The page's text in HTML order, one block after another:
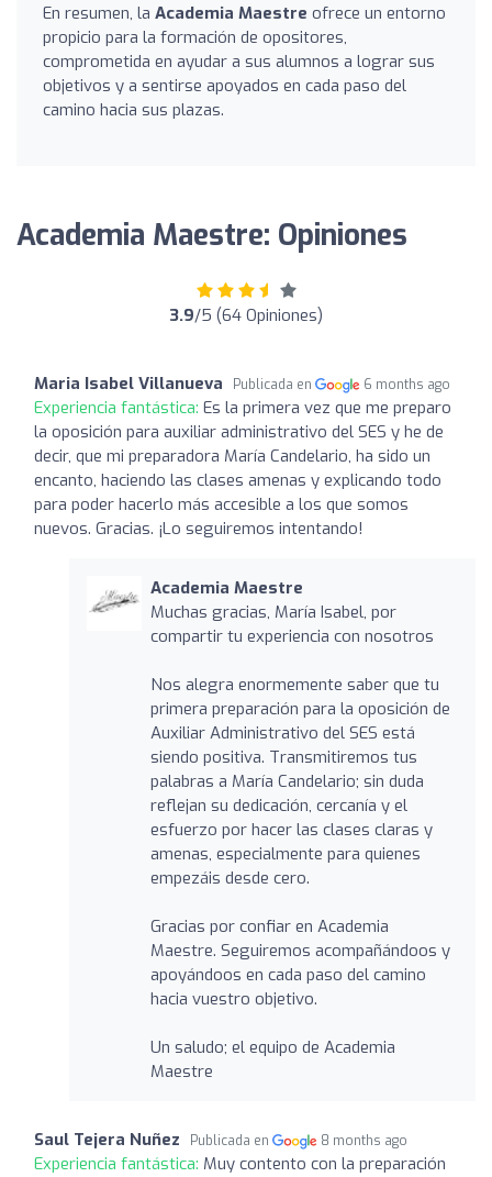
En resumen, la Academia Maestre ofrece un entorno
propicio para la formación de opositores,
comprometida en ayudar a sus alumnos a lograr sus
objetivos y a sentirse apoyados en cada paso del
camino hacia sus plazas.
Academia Maestre: Opiniones
3.9/5 (64 Opiniones)
Maria Isabel Villanueva Publicada en 6 months ago
Experiencia fantástica: Es la primera vez que me preparo
la oposición para auxiliar administrativo del SES y he de
decir, que mi preparadora María Candelario, ha sido un
encanto, haciendo las clases amenas y explicando todo
para poder hacerlo más accesible a los que somos
nuevos. Gracias. ¡Lo seguiremos intentando!
Academia Maestre
Muchas gracias, María Isabel, por
compartir tu experiencia con nosotros
Nos alegra enormemente saber que tu
primera preparación para la oposición de
Auxiliar Administrativo del SES está
siendo positiva. Transmitiremos tus
palabras a María Candelario; sin duda
reflejan su dedicación, cercanía y el
esfuerzo por hacer las clases claras y
amenas, especialmente para quienes
empezáis desde cero.
Gracias por confiar en Academia
Maestre. Seguiremos acompañándoos y
apoyándoos en cada paso del camino
hacia vuestro objetivo.
Un saludo; el equipo de Academia
Maestre
Saul Tejera Nuñez Publicada en 8 months ago
Experiencia fantástica: Muy contento con la preparación